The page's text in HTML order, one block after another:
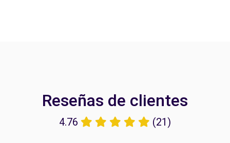
Reseñas de clientes
4.76 (21)